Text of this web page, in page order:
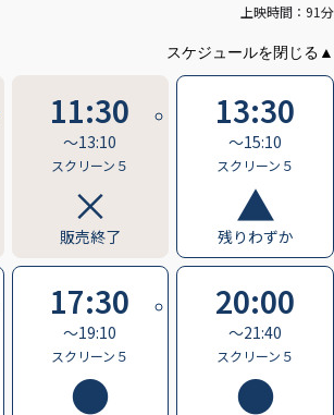
上映時間：91分
11:30
〜13:10
スクリーン５
販売終了
13:30
〜15:10
スクリーン５
残りわずか
17:30
〜19:10
スクリーン５
20:00
〜21:40
スクリーン５